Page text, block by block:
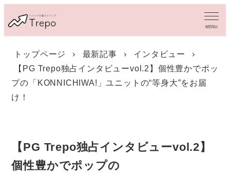
イ
MENU
トップページ 最新記事
インタビュー
【PG Trepo独占インタビューvol.2】個性豊かでポッ
プの「KONNICHIWA!」ユニットの“等身大”をお届
け！
【PG Trepo独占インタビューvol.2】
個性豊かでポップの